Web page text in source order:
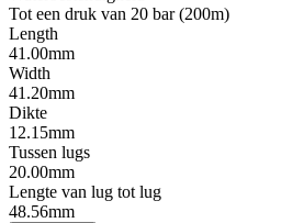
Tot een druk van 20 bar (200m)
Length
41.00mm
Width
41.20mm
Dikte
12.15mm
Tussen lugs
20.00mm
Lengte van lug tot lug
48.56mm